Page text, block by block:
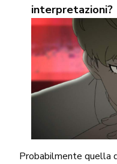
interpretazioni?
Probabilmente quella